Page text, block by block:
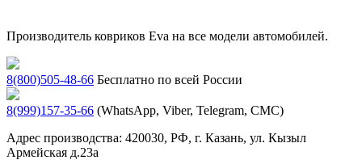
Производитель ковриков Eva на все модели автомобилей.
8(800)505-48-66 Бесплатно по всей России
8(999)157-35-66 (WhatsApp, Viber, Telegram, СМС)
Адрес производства: 420030, РФ, г. Казань, ул. Кызыл
Армейская д.23а